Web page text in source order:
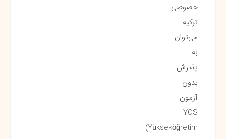
خصوصی
ترکیه
می‌توان
به
پذیرش
بدون
آزمون
YOS
(Yükseköğretim